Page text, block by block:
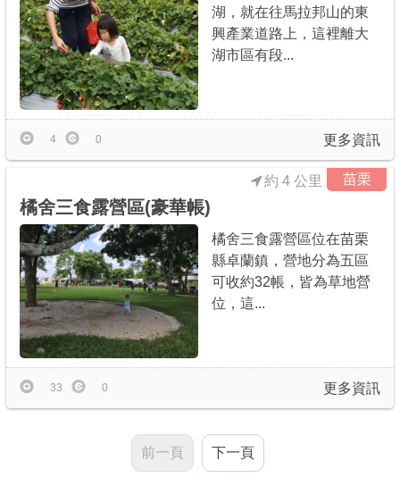
湖，就在往馬拉邦山的東
興產業道路上，這裡離大
湖市區有段...
更多資訊
4 0
苗栗
約 4 公里
橘舍三食露營區(豪華帳)
橘舍三食露營區位在苗栗
縣卓蘭鎮，營地分為五區
可收約32帳，皆為草地營
位，這...
更多資訊
33 0
前一頁 下一頁